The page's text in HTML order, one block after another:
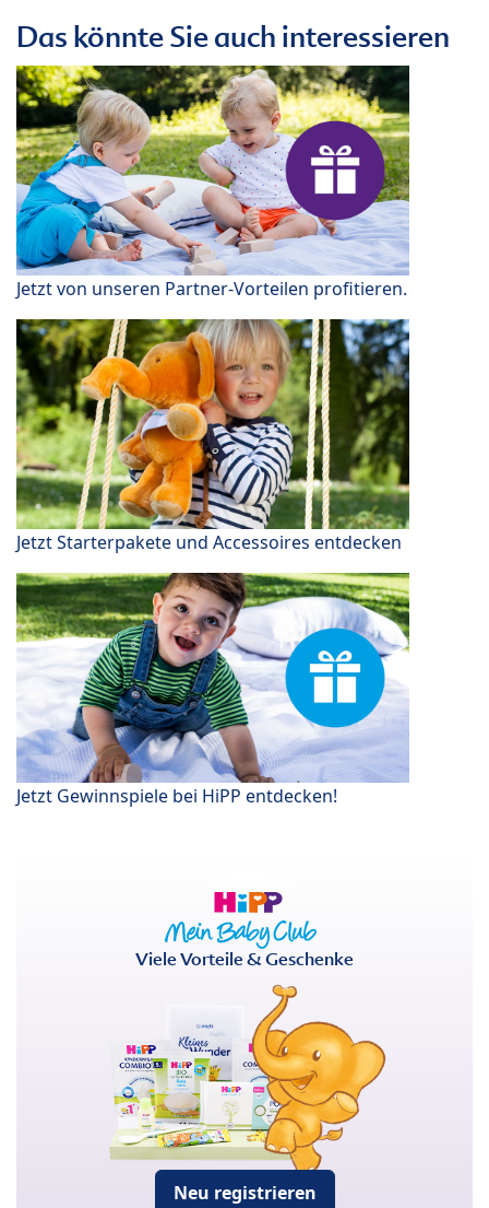
Das könnte Sie auch interessieren
Jetzt von unseren Partner-Vorteilen profitieren.
Jetzt Starterpakete und Accessoires entdecken
Jetzt Gewinnspiele bei HiPP entdecken!
Viele Vorteile & Geschenke
Neu registrieren